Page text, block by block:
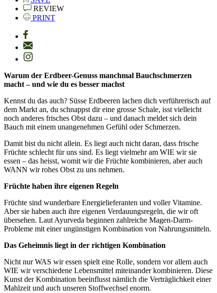
REVIEW
PRINT
Warum der Erdbeer-Genuss manchmal Bauchschmerzen
macht – und wie du es besser machst
Kennst du das auch? Süsse Erdbeeren lachen dich verführerisch auf
dem Markt an, du schnappst dir eine grosse Schale, isst vielleicht
noch anderes frisches Obst dazu – und danach meldet sich dein
Bauch mit einem unangenehmen Gefühl oder Schmerzen.
Damit bist du nicht allein. Es liegt auch nicht daran, dass frische
Früchte schlecht für uns sind. Es liegt vielmehr am WIE wir sie
essen – das heisst, womit wir die Früchte kombinieren, aber auch
WANN wir rohes Obst zu uns nehmen.
Früchte haben ihre eigenen Regeln
Früchte sind wunderbare Energielieferanten und voller Vitamine.
Aber sie haben auch ihre eigenen Verdauungsregeln, die wir oft
übersehen. Laut Ayurveda beginnen zahlreiche Magen-Darm-
Probleme mit einer ungünstigen Kombination von Nahrungsmitteln.
Das Geheimnis liegt in der richtigen Kombination
Nicht nur WAS wir essen spielt eine Rolle, sondern vor allem auch
WIE wir verschiedene Lebensmittel miteinander kombinieren. Diese
Kunst der Kombination beeinflusst nämlich die Verträglichkeit einer
Mahlzeit und auch unseren Stoffwechsel enorm.